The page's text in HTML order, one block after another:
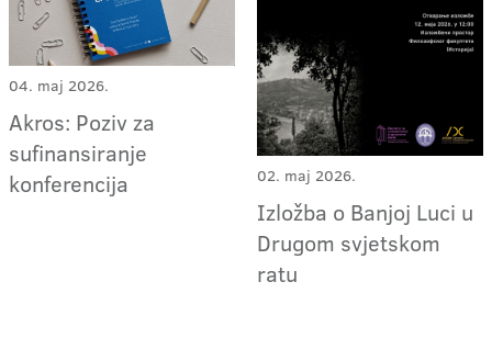
04. maj 2026.
Akros: Poziv za
sufinansiranje
konferencija
02. maj 2026.
Izložba o Banjoj Luci u
Drugom svjetskom
ratu